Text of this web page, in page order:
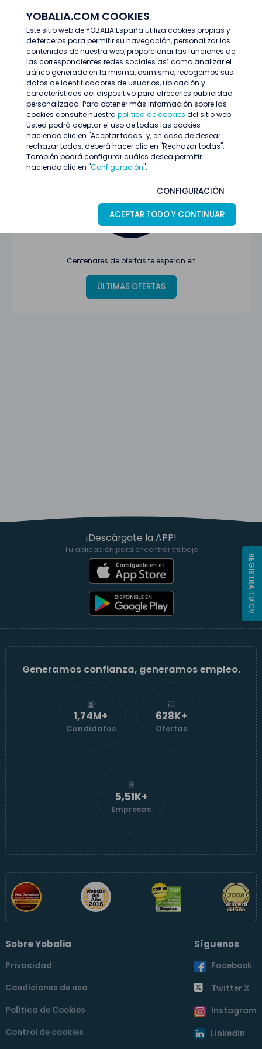
YOBALIA.COM COOKIES
Este sitio web de YOBALIA España utiliza cookies propias y
de terceros para permitir su navegación, personalizar los
contenidos de nuestra web, proporcionar las funciones de
las correspondientes redes sociales así como analizar el
tráfico generado en la misma, asimismo, recogemos sus
datos de identificadores de usuarios, ubicación y
características del dispositivo para ofrecerles publicidad
personalizada. Para obtener más información sobre las
cookies consulte nuestra política de cookies del sitio web.
Usted podrá aceptar el uso de todas las cookies
haciendo clic en "Aceptar todas" y, en caso de desear
rechazar todas, deberá hacer clic en "Rechazar todas".
También podrá configurar cuáles desea permitir
haciendo clic en "Configuración".
CONFIGURACIÓN
ACEPTAR TODO Y CONTINUAR
Últimas ofertas
Oferta no encontrada o ha finalizado su
proceso de selección
Centenares de ofertas te esperan en
ÚLTIMAS OFERTAS
¡Descárgate la APP!
Tu aplicación para encontrar trabajo
Generamos confianza, generamos empleo.
1,74M+
Candidatos
629K+
Ofertas
5,51K+
Empresas
Sobre Yobalia
Privacidad
Condiciones de uso
Política de Cookies
Control de cookies
Síguenos
Facebook
Twitter X
Instagram
LinkedIn
REGISTRA TU CV